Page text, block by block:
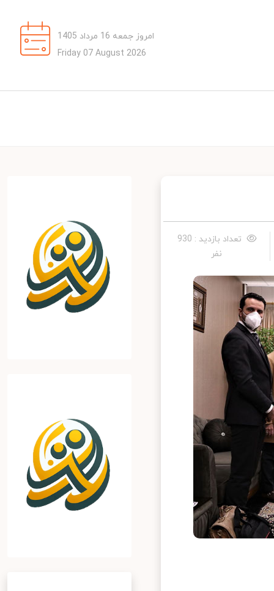
امروز جمعه 16 مرداد 1405
Friday 07 August 2026
تعداد بازدید : 930
نفر